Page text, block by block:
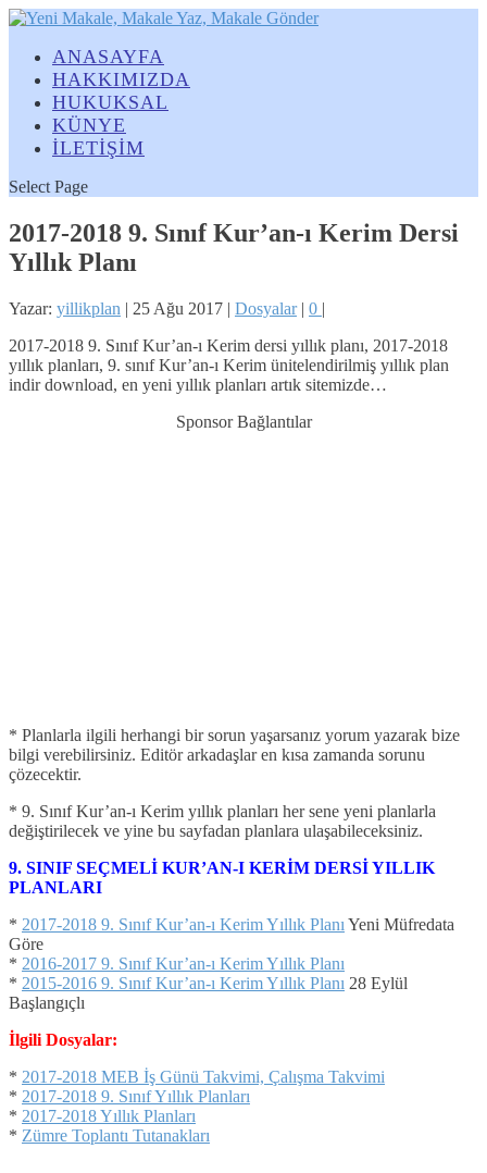
ANASAYFA
HAKKIMIZDA
HUKUKSAL
KÜNYE
İLETİŞİM
Select Page
2017-2018 9. Sınıf Kur’an-ı Kerim Dersi
Yıllık Planı
Yazar: yillikplan | 25 Ağu 2017 | Dosyalar| 0 |
2017-2018 9. Sınıf Kur’an-ı Kerim dersi yıllık planı, 2017-2018
yıllık planları, 9. sınıf Kur’an-ı Kerim ünitelendirilmiş yıllık plan
indir download, en yeni yıllık planları artık sitemizde…
Sponsor Bağlantılar
* Planlarla ilgili herhangi bir sorun yaşarsanız yorum yazarak bize
bilgi verebilirsiniz. Editör arkadaşlar en kısa zamanda sorunu
çözecektir.
* 9. Sınıf Kur’an-ı Kerim yıllık planları her sene yeni planlarla
değiştirilecek ve yine bu sayfadan planlara ulaşabileceksiniz.
9. SINIF SEÇMELİ KUR’AN-I KERİM DERSİ YILLIK
PLANLARI
* 2017-2018 9. Sınıf Kur’an-ı Kerim Yıllık Planı Yeni Müfredata
Göre
* 2016-2017 9. Sınıf Kur’an-ı Kerim Yıllık Planı
* 2015-2016 9. Sınıf Kur’an-ı Kerim Yıllık Planı 28 Eylül
Başlangıçlı
İlgili Dosyalar:
* 2017-2018 MEB İş Günü Takvimi, Çalışma Takvimi
* 2017-2018 9. Sınıf Yıllık Planları
* 2017-2018 Yıllık Planları
* Zümre Toplantı Tutanakları